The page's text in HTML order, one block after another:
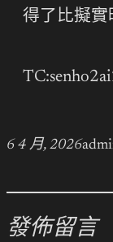
得了比擬實
6 4 月, 2026
發佈留言